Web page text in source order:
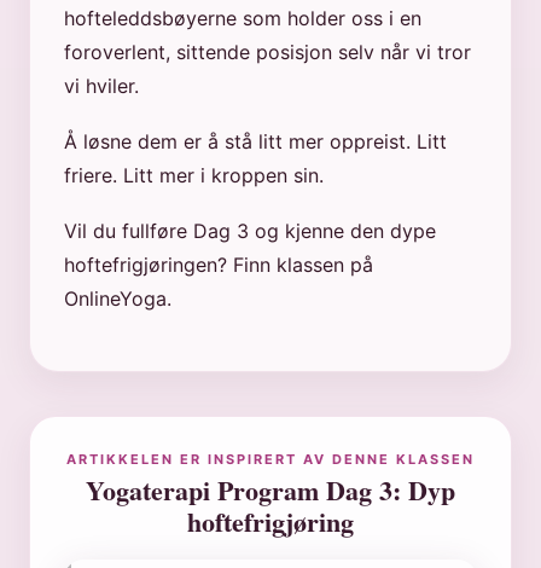
hofteleddsbøyerne som holder oss i en
foroverlent, sittende posisjon selv når vi tror
vi hviler.
Å løsne dem er å stå litt mer oppreist. Litt
friere. Litt mer i kroppen sin.
Vil du fullføre Dag 3 og kjenne den dype
hoftefrigjøringen? Finn klassen på
OnlineYoga.
ARTIKKELEN ER INSPIRERT AV DENNE KLASSEN
Yogaterapi Program Dag 3: Dyp
hoftefrigjøring